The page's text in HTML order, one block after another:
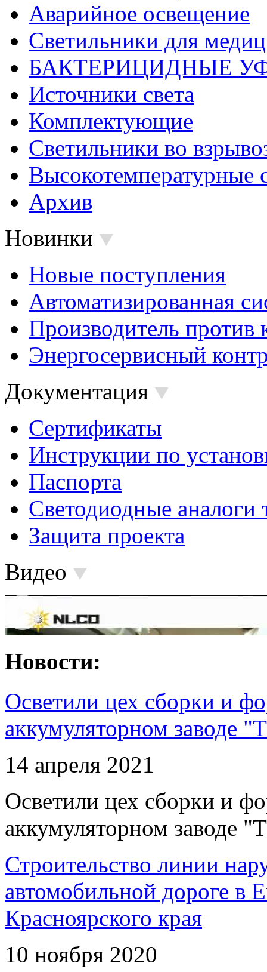
Аварийное освещение
Светильники для
БАКТЕРИЦИДНЫЕ
Источники света
Комплектующие
Светильники во
Высокотемпературные
Архив
Новинки
Новые поступления
Автоматизированная
Производитель против
Энергосервисный
Документация
Сертификаты
Инструкции по
Паспорта
Светодиодные аналоги
Защита проекта
Видео
Новости:
Осветили цех сборки и
аккумуляторном заводе
14 апреля 2021
Осветили цех сборки и
аккумуляторном заводе
Строительство линии
автомобильной дороге в
Красноярского края
10 ноября 2020